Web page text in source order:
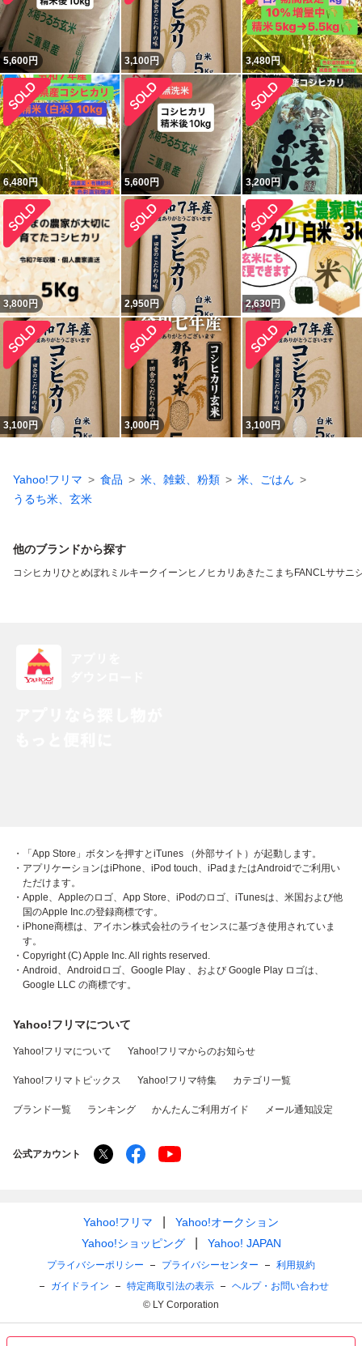
5,600円 3,100円 3,480円
6,480円 5,600円 3,200円
3,800円 2,950円 2,630円
3,100円 3,000円 3,100円
Yahoo!フリマ 食品 米、雑穀、粉類
米、ごはん
うるち米、玄米
他のブランドから探す
コシヒカリ ひとめぼれ ミルキークイーン ヒノヒカリ あきたこまち FANCLササニ
・「App Store」ボタンを押すとiTunes （外部サイト）が起動します。
・アプリケーションはiPhone、iPod touch、iPadまたはAndroidでご利用い
ただけます。
・Apple、Appleのロゴ、App Store、iPodのロゴ、iTunesは、米国および他
国のApple Inc.の登録商標です。
・iPhone商標は、アイホン株式会社のライセンスに基づき使用されていま
す。
・Copyright (C) Apple Inc. All rights reserved.
・Android、Androidロゴ、Google Play 、および Google Play ロゴは、
Google LLC の商標です。
Yahoo!フリマについて
Yahoo!フリマについて Yahoo!フリマからのお知らせ
Yahoo!フリマトピックス Yahoo!フリマ特集 カテゴリ一覧
ブランド一覧 ランキング かんたんご利用ガイド メール通知設定
公式アカウント
Yahoo!フリマ
Yahoo!オークション
Yahoo!ショッピング
Yahoo! JAPAN
プライバシーポリシー プライバシーセンター
利用規約
ガイドライン
特定商取引法の表示
ヘルプ・お問い合わせ
© LY Corporation